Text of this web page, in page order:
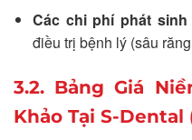
Các chi phí phát sinh
điều trị bệnh lý (sâu
3.2. Bảng Giá
Khảo Tại S-Dental